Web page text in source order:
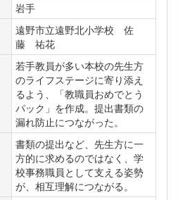
岩手
遠野市立遠野北小学校 佐
藤 祐花
若手教員が多い本校の先生方
のライフステージに寄り添え
るよう、「教職員おめでとう
パック」を作成。提出書類の
漏れ防止につながった。
書類の提出など、先生方に一
方的に求めるのではなく、学
校事務職員として支える姿勢
が、相互理解につながる。